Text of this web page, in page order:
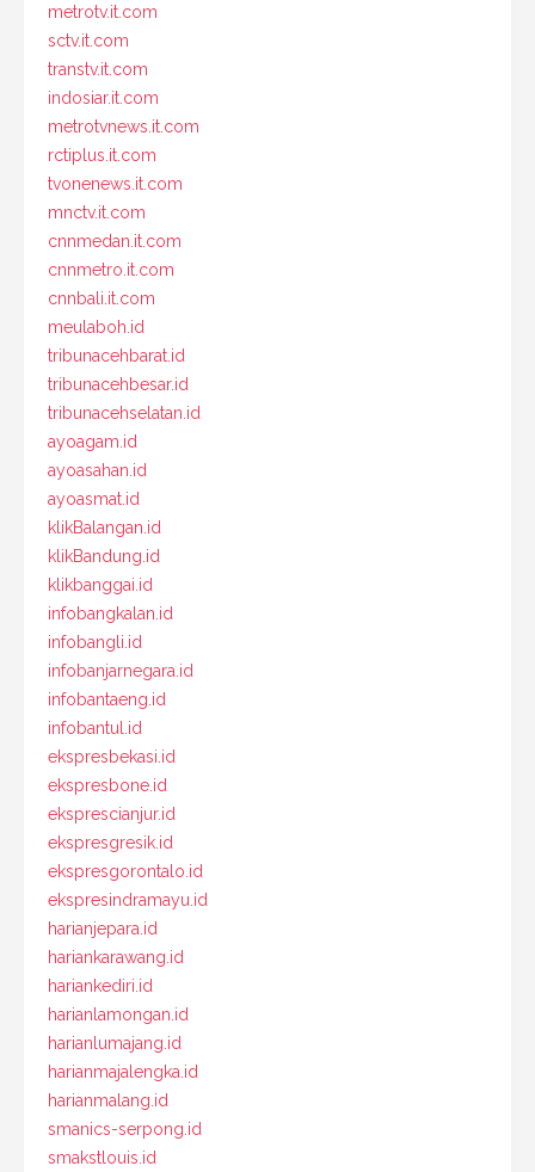
metrotv.it.com
sctv.it.com
transtv.it.com
indosiar.it.com
metrotvnews.it.com
rctiplus.it.com
tvonenews.it.com
mnctv.it.com
cnnmedan.it.com
cnnmetro.it.com
cnnbali.it.com
meulaboh.id
tribunacehbarat.id
tribunacehbesar.id
tribunacehselatan.id
ayoagam.id
ayoasahan.id
ayoasmat.id
klikBalangan.id
klikBandung.id
klikbanggai.id
infobangkalan.id
infobangli.id
infobanjarnegara.id
infobantaeng.id
infobantul.id
ekspresbekasi.id
ekspresbone.id
eksprescianjur.id
ekspresgresik.id
ekspresgorontalo.id
ekspresindramayu.id
harianjepara.id
hariankarawang.id
hariankediri.id
harianlamongan.id
harianlumajang.id
harianmajalengka.id
harianmalang.id
smanics-serpong.id
smakstlouis.id